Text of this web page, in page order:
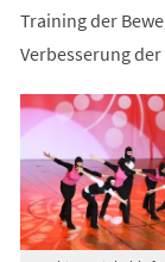
Training der
Verbesserung